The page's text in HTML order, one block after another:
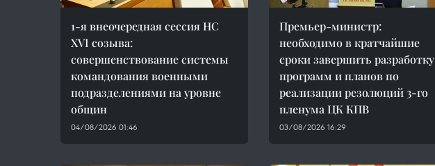
1-я внеочередная сессия НС
XVI созыва:
совершенствование системы
командования военными
подразделениями на уровне
общин
04/08/2026 01:46
Премьер-министр:
необходимо в кратчайшие
сроки завершить разработку
программ и планов по
реализации резолюций 3-го
пленума ЦК КПВ
03/08/2026 16:29